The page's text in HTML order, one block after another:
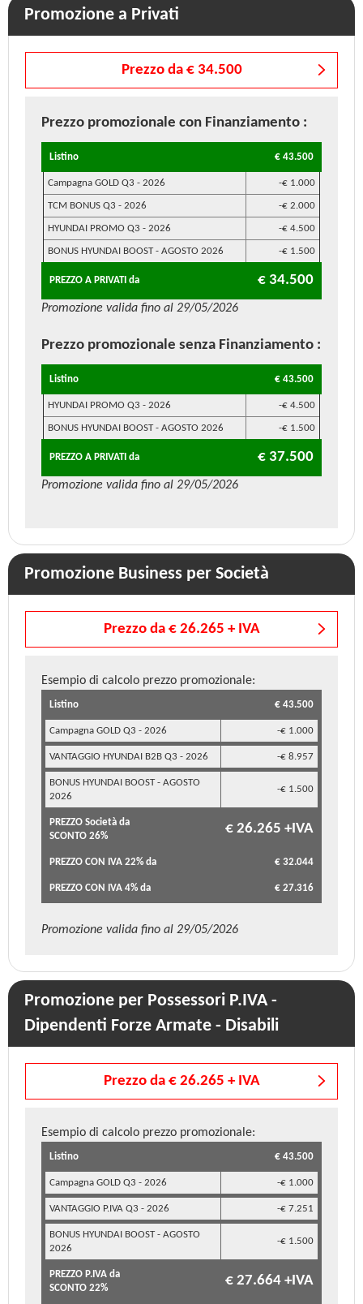
Promozione a Privati
Prezzo da € 34.500
Prezzo promozionale con Finanziamento :
Listino € 43.500
Campagna GOLD Q3 - 2026 -€ 1.000
TCM BONUS Q3 - 2026 -€ 2.000
HYUNDAI PROMO Q3 - 2026 -€ 4.500
BONUS HYUNDAI BOOST - AGOSTO 2026 -€ 1.500
PREZZO A PRIVATI da € 34.500
Promozione valida fino al 29/05/2026
Prezzo promozionale senza Finanziamento :
Listino € 43.500
HYUNDAI PROMO Q3 - 2026 -€ 4.500
BONUS HYUNDAI BOOST - AGOSTO 2026 -€ 1.500
PREZZO A PRIVATI da € 37.500
Promozione valida fino al 29/05/2026
Promozione Business per Società
Prezzo da € 26.265 + IVA
Esempio di calcolo prezzo promozionale:
Listino € 43.500
Campagna GOLD Q3 - 2026 -€ 1.000
VANTAGGIO HYUNDAI B2B Q3 - 2026 -€ 8.957
BONUS HYUNDAI BOOST - AGOSTO
2026
-€ 1.500
PREZZO Società da
SCONTO 26%
€ 26.265 +IVA
PREZZO CON IVA 22% da € 32.044
PREZZO CON IVA 4% da € 27.316
Promozione valida fino al 29/05/2026
Promozione per Possessori P.IVA -
Dipendenti Forze Armate - Disabili
Prezzo da € 26.265 + IVA
Esempio di calcolo prezzo promozionale:
Listino € 43.500
Campagna GOLD Q3 - 2026 -€ 1.000
VANTAGGIO P.IVA Q3 - 2026 -€ 7.251
BONUS HYUNDAI BOOST - AGOSTO
2026
-€ 1.500
PREZZO P.IVA da
SCONTO 22%
€ 27.664 +IVA